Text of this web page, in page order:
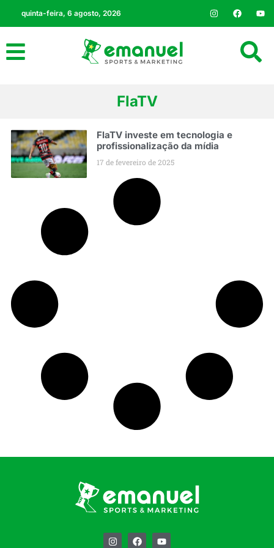
quinta-feira, 6 agosto, 2026
FlaTV
FlaTV investe em tecnologia e
profissionalização da mídia
17 de fevereiro de 2025